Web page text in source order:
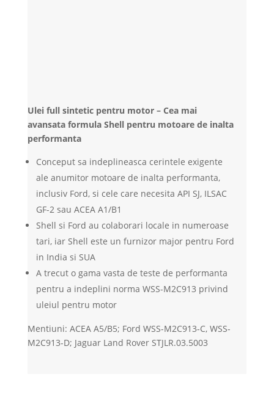
Ulei full sintetic pentru motor – Cea mai
avansata formula Shell pentru motoare de inalta
performanta
Conceput sa indeplineasca cerintele exigente
ale anumitor motoare de inalta performanta,
inclusiv Ford, si cele care necesita API SJ, ILSAC
GF-2 sau ACEA A1/B1
Shell si Ford au colaborari locale in numeroase
tari, iar Shell este un furnizor major pentru Ford
in India si SUA
A trecut o gama vasta de teste de performanta
pentru a indeplini norma WSS-M2C913 privind
uleiul pentru motor
Mentiuni: ACEA A5/B5; Ford WSS-M2C913-C, WSS-
M2C913-D; Jaguar Land Rover STJLR.03.5003